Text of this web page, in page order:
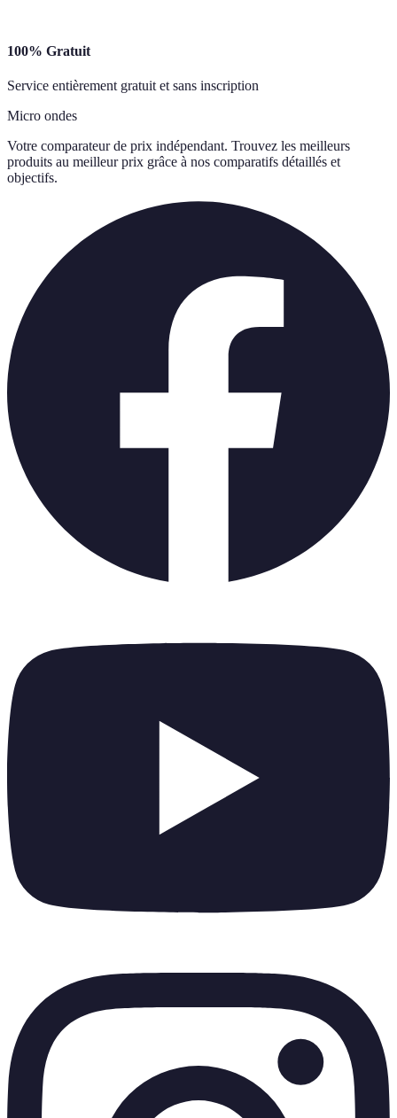
100% Gratuit
Service entièrement gratuit et sans inscription
Micro ondes
Votre comparateur de prix indépendant. Trouvez les meilleurs
produits au meilleur prix grâce à nos comparatifs détaillés et
objectifs.